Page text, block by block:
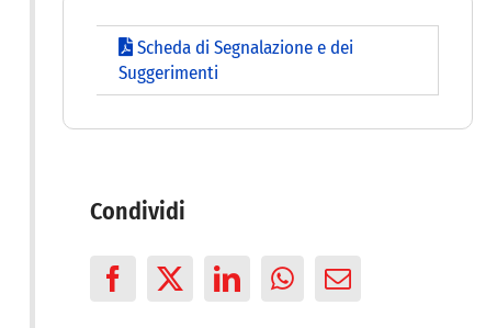
Scheda di Segnalazione e dei
Suggerimenti
Condividi